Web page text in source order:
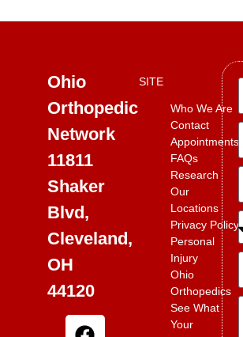
Ohio
Orthopedic
Network
11811
Shaker
Blvd,
Cleveland,
OH
44120
SITE
Who We Are
Contact
Appointments
FAQs
Research
Our
Locations
Privacy Policy
Personal
Injury
Ohio
Orthopedics
See What
Your